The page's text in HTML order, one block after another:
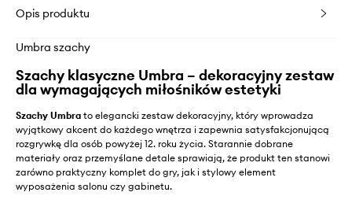
Opis produktu
Umbra szachy
Szachy klasyczne Umbra – dekoracyjny zestaw
dla wymagających miłośników estetyki
Szachy Umbra to elegancki zestaw dekoracyjny, który wprowadza
wyjątkowy akcent do każdego wnętrza i zapewnia satysfakcjonującą
rozgrywkę dla osób powyżej 12. roku życia. Starannie dobrane
materiały oraz przemyślane detale sprawiają, że produkt ten stanowi
zarówno praktyczny komplet do gry, jak i stylowy element
wyposażenia salonu czy gabinetu.